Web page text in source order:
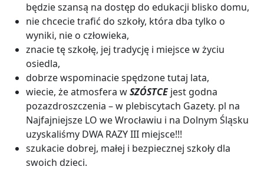
będzie szansą na dostęp do edukacji blisko domu,
nie chcecie trafić do szkoły, która dba tylko o
wyniki, nie o człowieka,
znacie tę szkołę, jej tradycję i miejsce w życiu
osiedla,
dobrze wspominacie spędzone tutaj lata,
wiecie, że atmosfera wSZÓSTCEjest godna
pozazdroszczenia – w plebiscytach Gazety. pl na
Najfajniejsze LO we Wrocławiu i na Dolnym Śląsku
uzyskaliśmy DWA RAZY III miejsce!!!
szukacie dobrej, małej i bezpiecznej szkoły dla
swoich dzieci.